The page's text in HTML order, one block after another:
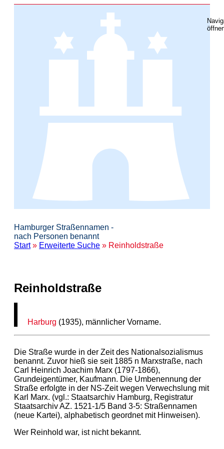
Hamburger Straßennamen -
nach Personen benannt
Start» Erweiterte Suche » Reinholdstraße
Reinholdstraße
Harburg (1935), männlicher Vorname.
Die Straße wurde in der Zeit des Nationalsozialismus
benannt. Zuvor hieß sie seit 1885 n Marxstraße, nach
Carl Heinrich Joachim Marx (1797-1866),
Grundeigentümer, Kaufmann. Die Umbenennung der
Straße erfolgte in der NS-Zeit wegen Verwechslung mit
Karl Marx. (vgl.: Staatsarchiv Hamburg, Registratur
Staatsarchiv AZ. 1521-1/5 Band 3-5: Straßennamen
(neue Kartei), alphabetisch geordnet mit Hinweisen).
Wer Reinhold war, ist nicht bekannt.